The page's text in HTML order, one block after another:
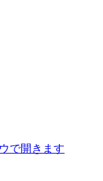
で開きます